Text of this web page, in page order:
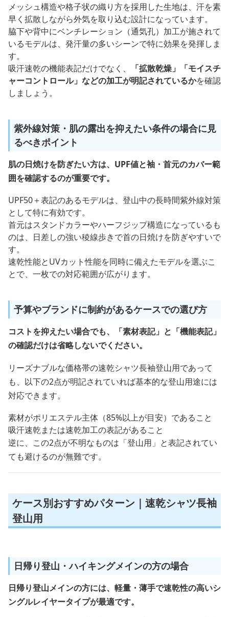
メッシュ構造や格子状の織り方を採用した生地は、汗を素
早く拡散しながら外気を取り込む設計になっています。
脇下や背中にベンチレーション（通気孔）加工が施されて
いるモデルは、発汗量の多いシーンで特に効果を発揮しま
す。
吸汗速乾の機能表記だけでなく、
「拡散乾燥」「モイスチ
ャーコントロール」などの加工が明記されているかを確認
しましょう。
紫外線対策・肌の露出を抑えたい条件の場合に見
るべきポイント
肌の日焼けを防ぎたい方は、UPF値と袖・首元のカバー範
囲を確認するのが重要です。
UPF50＋表記のあるモデルは、登山中の長時間紫外線対策
として特に有効です。
首元はスタンドカラーやハーフジップ構造になっているも
のは、日差しの強い稜線歩きで首の日焼けを防ぎやすいで
す。
速乾性能とUVカット性能を同時に備えたモデルを選ぶこ
とで、一枚での対応範囲が広がります。
予算やブランドに制約があるケースでの選び方
コストを抑えたい場合でも、「素材表記」と「機能表記」
の確認だけは省略しないでください。
リーズナブルな価格帯の速乾シャツ長袖登山用であって
も、以下の2点が明記されていれば基本的な登山用途には
対応できます。
素材がポリエステル主体（85%以上が目安）であること
吸汗速乾または速乾加工の表記があること
逆に、この2点が不明なものは「登山用」と表記されてい
ても避けるのが無難です。
ケース別おすすめパターン｜速乾シャツ長袖
登山用
日帰り登山・ハイキングメインの方の場合
日帰り登山メインの方には、軽量・薄手で速乾性の高いシ
ングルレイヤータイプが最適です。